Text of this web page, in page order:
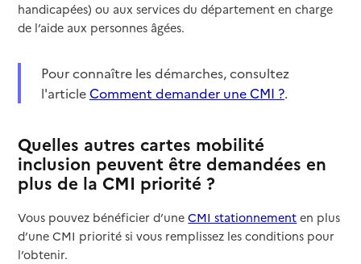
handicapées) ou aux services du département en charge
de l’aide aux personnes âgées.
Pour connaître les démarches, consultez
l'articleComment demander une CMI ?.
Quelles autres cartes mobilité
inclusion peuvent être demandées en
plus de la CMI priorité ?
Vous pouvez bénéficier d’uneCMI stationnement en plus
d’une CMI priorité si vous remplissez les conditions pour
l’obtenir.